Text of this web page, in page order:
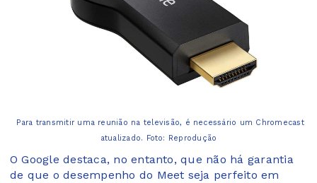
Para transmitir uma reunião na televisão, é necessário um Chromecast
atualizado. Foto: Reprodução
O Google destaca, no entanto, que não há garantia
de que o desempenho do Meet seja perfeito em